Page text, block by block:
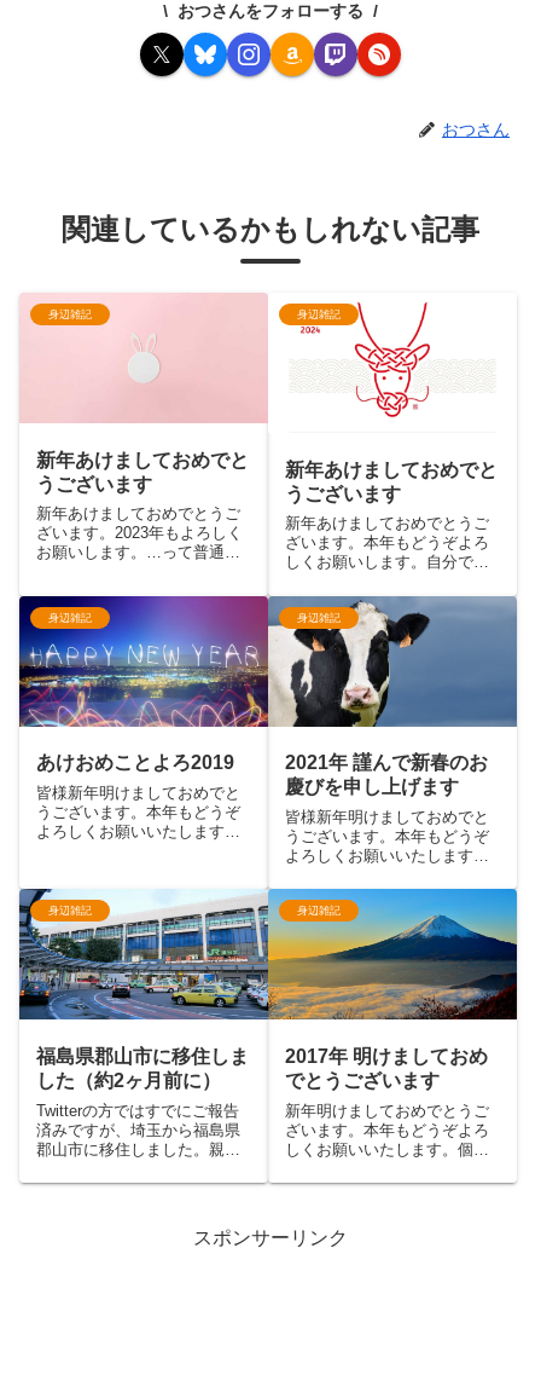
おつさんをフォローする
おつさん
関連しているかもしれない記事
身辺雑記
新年あけましておめでと
うございます
新年あけましておめでとうご
ざいます。2023年もよろしく
お願いします。…って普通は
みたんですが2022年は下書き
記事は作ってたものの投稿1件
もなしという完全放置状態に
なってしまっていました。...
身辺雑記
新年あけましておめでと
うございます
新年あけましておめでとうご
ざいます。本年もどうぞよろ
しくお願いします。自分でも
です（白目 「2022年は更新
なかったので今年は更新する
ぞ」って書いておきながらま
たやらかしました
身辺雑記
あけおめことよろ2019
皆様新年明けましておめでと
うございます。本年もどうぞ
よろしくお願いいたします。
だ2019年まであと2時間を残
しているタイミングです。こ
の年末は年末らしいことは特
にせず、慎ましく過ごしてお
り...
身辺雑記
2021年 謹んで新春のお
慶びを申し上げます
皆様新年明けましておめでと
うございます。本年もどうぞ
よろしくお願いいたします。
り、もともと引きこもりがち
体質だったのにより拍車がか
かる結果となり、2020年後半
はイベントや飲み会はおろか
会社にもあまり行かず、せい
ぜ...
身辺雑記
福島県郡山市に移住しま
した（約2ヶ月前に）
Twitterの方ではすでにご報告
済みですが、埼玉から福島県
郡山市に移住しました。親の
っ越しが多い人生を送ってま
ときに千葉に越してきてから
今の仕事に就くまでずっと関
身辺雑記
2017年 明けましておめ
でとうございます
新年明けましておめでとうご
ざいます。本年もどうぞよろ
しくお願いいたします。個人
はアラフォーの「アラ」が取
は、というか今月で、です。
aroundのアラは取れても粗は
スポンサーリンク